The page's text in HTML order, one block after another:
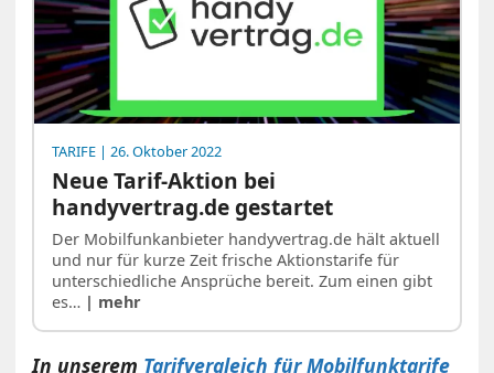
TARIFE | 26. Oktober 2022
Neue Tarif-Aktion bei
handyvertrag.de gestartet
Der Mobilfunkanbieter handyvertrag.de hält aktuell
und nur für kurze Zeit frische Aktionstarife für
unterschiedliche Ansprüche bereit. Zum einen gibt
es… | mehr
In unserem Tarifvergleich für Mobilfunktarife